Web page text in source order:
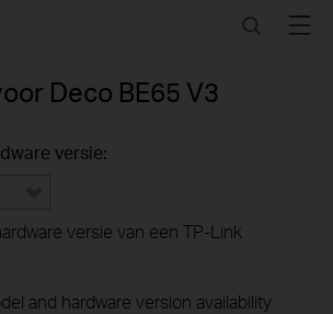
SearchMenu
Deco BE65 V3
versie:
versie van een TP-Link
and hardware version availability